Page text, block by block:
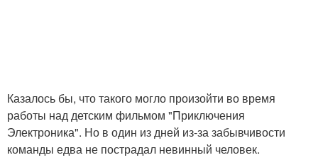
Казалось бы, что такого могло произойти во время
работы над детским фильмом "Приключения
Электроника". Но в один из дней из-за забывчивости
команды едва не пострадал невинный человек.